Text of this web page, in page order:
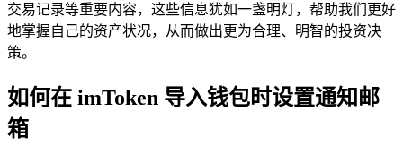
交易记录等重要内容，这些信息犹如一盏明灯，帮助我们更好
地掌握自己的资产状况，从而做出更为合理、明智的投资决
策。
如何在 imToken 导入钱包时设置通知邮
箱